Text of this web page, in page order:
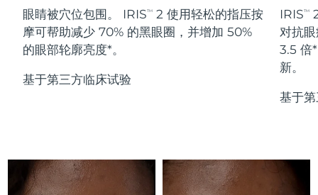
眼睛被穴位包围。 IRISTM
2 使用轻松的指压按
摩可帮助减少 70% 的黑眼圈，并增加 50%
的眼部轮廓亮度*。
基于第三方临床试验
IRISTM
对抗
3.5 倍
新。
基于
PEACH™ 2 go
Travel-friendly IPL hair removal
PEACH™ Cooling Prep Gel
SUPERCHARGED™ serum
Firming body serum
ESPADA™ 2
Acne treatment device
ESPADA™ Blemish Solution
ESPADA™ 设备
All acne treatment devices
IRIS™ 2
Rejuvenating eye massager
眼部护理设备
All revitalizing eye massagers
毛孔护理
KIWI™ derma
Diamond microdermabrasion .
KIWI™ 皮肤护理
护发
LUNA™ 4 hair
2-in-1 LED scalp massager
LUNA™ Dual-Peptide Scalp
Serum
NEW
匈牙利 预计送达日期 8/9/26
8/10/26
8/7/26
马恩岛 预计送达日期 8/11/26